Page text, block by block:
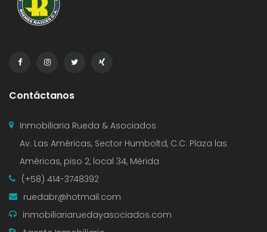
Contáctanos
Inmobiliaria Rueda & Asociados
Av. Las Américas, Sector Humboltd, C.C. Plaza las
Américas, piso 2, local 34, Mérida
(+58) 414-3748392
ruedabr@hotmail.com
inmobiliariaruedayasociados.com